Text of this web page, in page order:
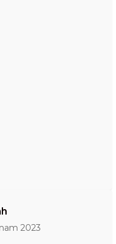
2023